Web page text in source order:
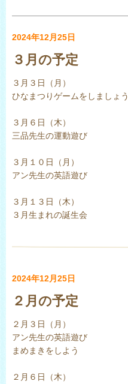
2024年12月25日
３月の予定
３月３日（月）
ひなまつりゲームをしましょう
３月６日（木）
三品先生の運動遊び
３月１０日（月）
アン先生の英語遊び
３月１３日（木）
３月生まれの誕生会
2024年12月25日
２月の予定
２月３日（月）
アン先生の英語遊び
まめまきをしよう
２月６日（木）